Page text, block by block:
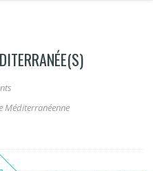
Méditerranéenne